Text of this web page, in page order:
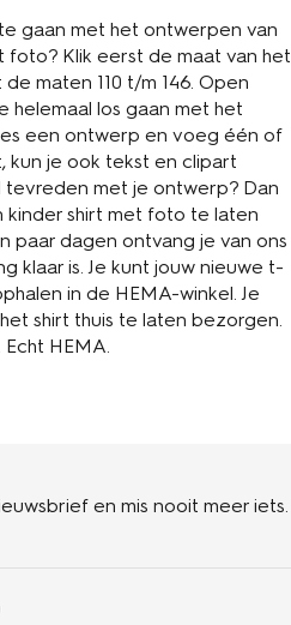
gaan met het ontwerpen van
Klik eerst de maat van het
maten 110 t/m 146. Open
helemaal los gaan met het
een ontwerp en voeg één of
kun je ook tekst en clipart
met je ontwerp? Dan
shirt met foto te laten
paar dagen ontvang je van ons
klaar is. Je kunt jouw nieuwe t-
in de HEMA-winkel. Je
shirt thuis te laten bezorgen.
HEMA.
en mis nooit meer iets.